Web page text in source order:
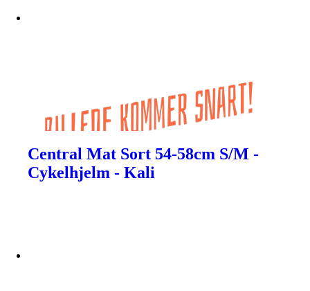
Central Mat Sort 54-58cm S/M -
Cykelhjelm - Kali